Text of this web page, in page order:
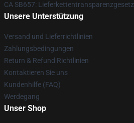
CA SB657: Lieferkettentransparenzgesetz
Unsere Unterstützung
Versand und Lieferrichtlinien
Zahlungsbedingungen
Return & Refund Richtlinien
Kontaktieren Sie uns
Kundenhilfe (FAQ)
Werdegang
Unser Shop